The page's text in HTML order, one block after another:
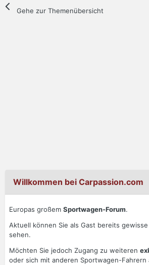
Gehe zur Themenübersicht
Willkommen bei Carpassion.com
Europas großem Sportwagen-Forum.
Aktuell können Sie als Gast bereits
sehen.
Möchten Sie jedoch Zugang zu weiteren
oder sich mit anderen Sportwagen-Fahrern